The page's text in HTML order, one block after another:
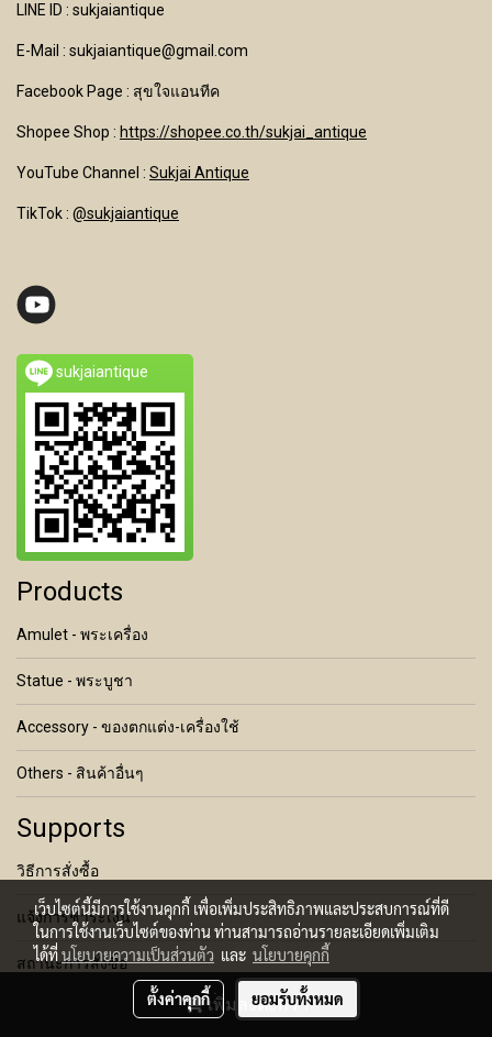
เพิ่มลงตะกร้า
LINE ID : sukjaiantique
E-Mail : sukjaiantique@gmail.com
Facebook Page : สุขใจแอนทีค
Shopee Shop : https://shopee.co.th/sukjai_antique
YouTube Channel : Sukjai Antique
TikTok : @sukjaiantique
sukjaiantique
Products
Amulet - พระเครื่อง
Statue - พระบูชา
Accessory - ของตกแต่ง-เครื่องใช้
Others - สินค้าอื่นๆ
Supports
วิธีการสั่งซื้อ
แจ้งการชำระเงิน
สถานะการสั่งซื้อ
เงื่อนไขการคืนสินค้า
เว็บไซต์นี้มีการใช้งานคุกกี้ เพื่อเพิ่มประสิทธิภาพและประสบการณ์ที่ดี
ในการใช้งานเว็บไซต์ของท่าน ท่านสามารถอ่านรายละเอียดเพิ่มเติม
ได้ที่นโยบายความเป็นส่วนตัว และ นโยบายคุกกี้
ตั้งค่าคุกกี้ ยอมรับทั้งหมด